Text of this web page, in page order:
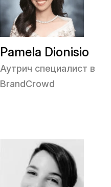
Pamela Dionisio
Аутрич специалист в
BrandCrowd